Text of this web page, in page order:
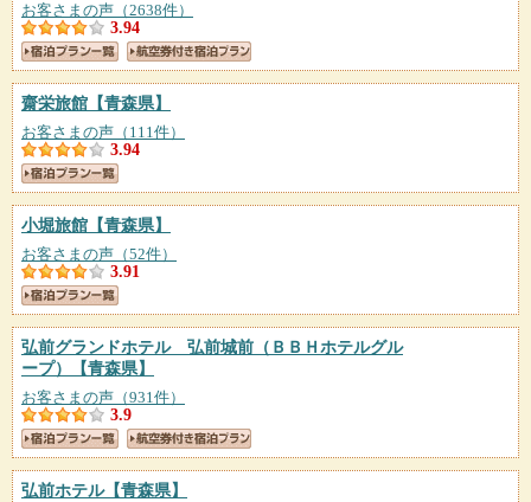
お客さまの声（2638件）
3.94
齋栄旅館 【青森県】
お客さまの声（111件）
3.94
小堀旅館 【青森県】
お客さまの声（52件）
3.91
弘前グランドホテル 弘前城前（ＢＢＨホテルグル
ープ）
【青森県】
お客さまの声（931件）
3.9
弘前ホテル【青森県】